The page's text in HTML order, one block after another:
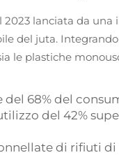
2023 lanciata da
del juta.
le plastiche
del 68% del
del 42%
di rifiuti